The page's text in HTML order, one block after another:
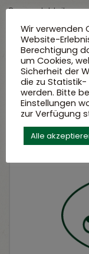
Personalabteilung
Eisenbahnstraße 20
78315 Radolfzell
Arbeitgeber
Wir verwenden
Website-
Berechtigung
um Cookies,
Sicherheit der
die zu
werden. Bitte
Einstellungen
zur Verfügung
Alle